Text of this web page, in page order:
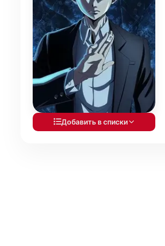
Добавить в списки